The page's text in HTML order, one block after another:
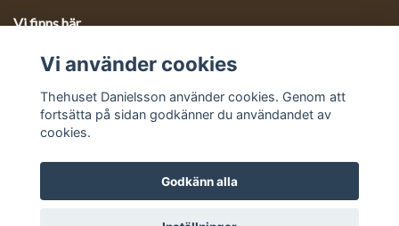
Vi finns här
Mejla oss så svarar vi så fort vi kan!
Vi använder cookies
Thehuset Danielsson använder cookies. Genom att
fortsätta på sidan godkänner du användandet av
cookies.
Godkänn alla